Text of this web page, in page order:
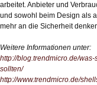
arbeitet. Anbieter und
und sowohl beim Design als
mehr an die Sicherheit
Weitere Informationen unter:
http://blog.trendmicro.de/
sollten/
http://www.trendmicro.de/